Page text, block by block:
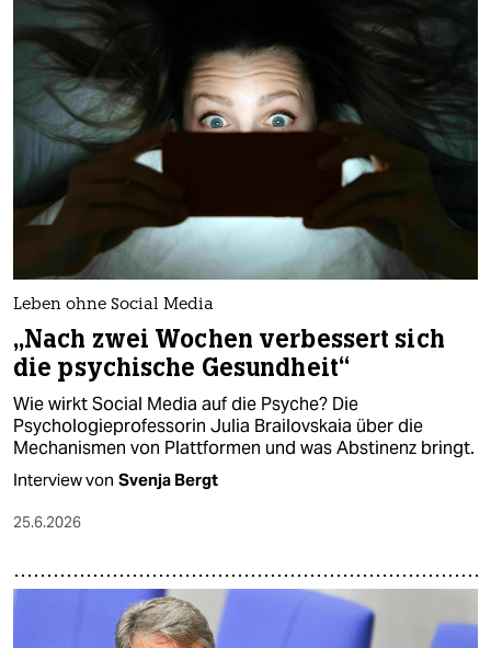
Leben ohne Social Media
„Nach zwei Wochen verbessert sich
die psychische Gesundheit“
Wie wirkt Social Media auf die Psyche? Die
Psychologieprofessorin Julia Brailovskaia über die
Mechanismen von Plattformen und was Abstinenz bringt.
Interview von Svenja Bergt
25.6.2026